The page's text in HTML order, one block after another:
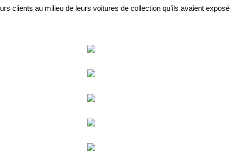
clients au milieu de leurs voitures de collection qu’ils avaient